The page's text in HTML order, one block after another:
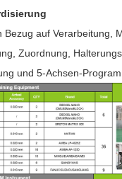
auf Verarbeitung,
Zuordnung,
und 5-Achsen-